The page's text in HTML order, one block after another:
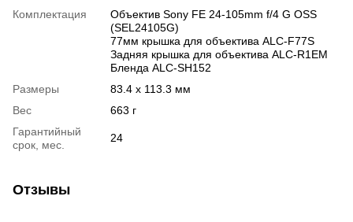
Комплектация
Объектив Sony FE 24-105mm f/4 G OSS
(SEL24105G)
77мм крышка для объектива ALC-F77S
Задняя крышка для объектива ALC-R1EM
Бленда ALC-SH152
Размеры
83.4 x 113.3 мм
Вес
663 г
Гарантийный
срок, мес.
24
Отзывы